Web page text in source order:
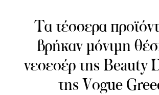
Tα τέσσερα
βρήκαν μόνιμη
νεσεσέρ της Beauty
της Vogue